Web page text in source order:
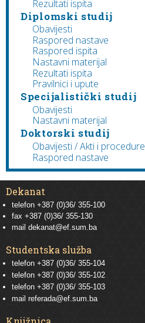
Rezultati ispita
Diplomski studij
Obavijesti
Raspored nastave
Raspored ispita
Nastavni materijal
Rezultati ispita
Pravilnici i upute
Specijalistički studij
Obavijesti
Nastavni materijal
Doktorski studij
Obavijesti / Akti i procedure
Raspored nastave
Dekanat
telefon +387 (0)36/ 355-100
fax +387 (0)36/ 355-130
mail dekanat@ef.sum.ba
Studentska služba
telefon +387 (0)36/ 355-104
telefon +387 (0)36/ 355-102
telefon +387 (0)36/ 355-103
mail referada@ef.sum.ba